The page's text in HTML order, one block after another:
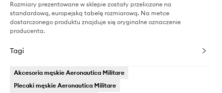
Rozmiary prezentowane w sklepie zostały przeliczone na
standardową, europejską tabelę rozmiarową. Na metce
dostarczonego produktu znajduje się oryginalne oznaczenie
producenta.
Tagi
Akcesoria męskie Aeronautica Militare
Plecaki męskie Aeronautica Militare